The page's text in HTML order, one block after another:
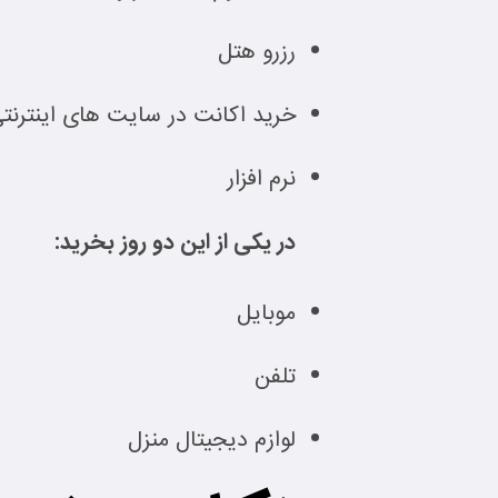
رزرو هتل
خرید اکانت در سایت های
نرم افزار
در یکی از این دو روز بخرید:
موبایل
تلفن
لوازم دیجیتال منزل